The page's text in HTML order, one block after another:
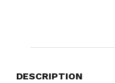
DESCRIPTION